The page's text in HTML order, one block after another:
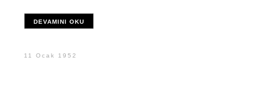
DEVAMINI OKU
11 Ocak 1952